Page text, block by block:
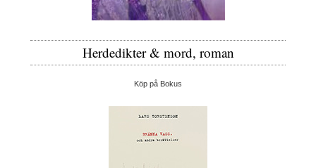
Herdedikter & mord, roman
Köp på Bokus